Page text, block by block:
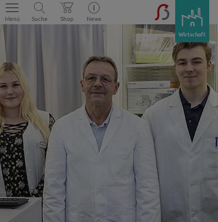
Menü Suche Shop
News
Wirtschaft